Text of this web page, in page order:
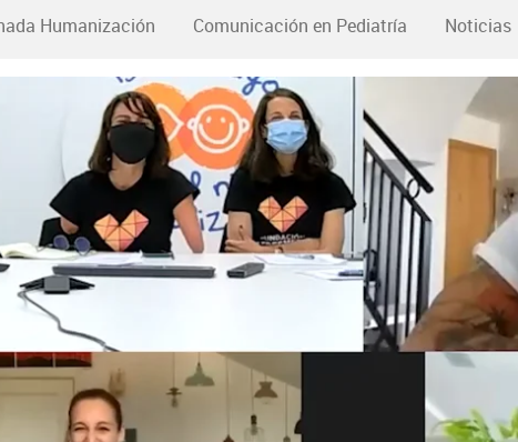
Humanización Comunicación en Pediatría Noticias